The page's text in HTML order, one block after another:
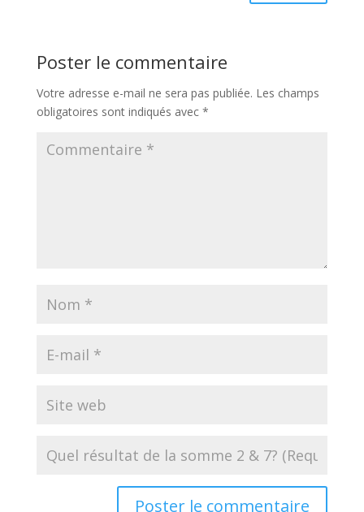
Poster le commentaire
Votre adresse e-mail ne sera pas publiée. Les champs
obligatoires sont indiqués avec *